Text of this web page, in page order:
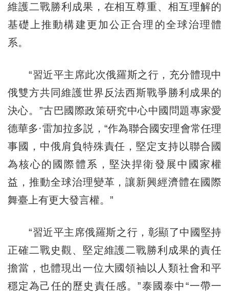
維護二戰勝利成果，在相互尊重、相互理解的
基礎上推動構建更加公正合理的全球治理體
系。
“習近平主席此次俄羅斯之行，充分體現中
俄雙方共同維護世界反法西斯戰爭勝利成果的
決心。”古巴國際政策研究中心中國問題專家愛
德華多·雷加拉多説，“作為聯合國安理會常任理
事國，中俄肩負特殊責任，堅定支持以聯合國
為核心的國際體系，堅決捍衛發展中國家權
益，推動全球治理變革，讓新興經濟體在國際
舞臺上有更大發言權。”
“習近平主席俄羅斯之行，彰顯了中國堅持
正確二戰史觀、堅定維護二戰勝利成果的責任
擔當，也體現出一位大國領袖以人類社會和平
穩定為己任的歷史責任感。”泰國泰中“一帶一